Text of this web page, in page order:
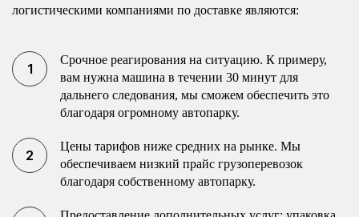
логистическими компаниями по доставке являются:
Срочное реагирования на ситуацию. К примеру,
вам нужна машина в течении 30 минут для
дальнего следования, мы сможем обеспечить это
благодаря огромному автопарку.
Цены тарифов ниже средних на рынке. Мы
обеспечиваем низкий прайс грузоперевозок
благодаря собственному автопарку.